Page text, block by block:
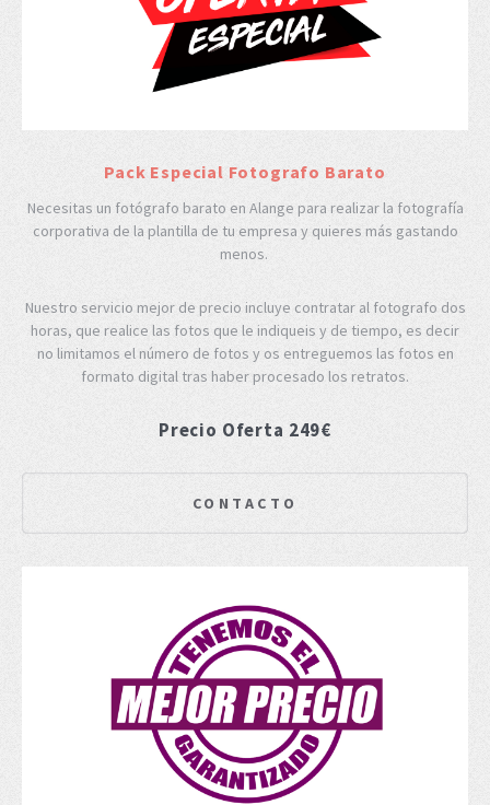
Pack Especial Fotografo Barato
Necesitas un fotógrafo barato en Alange para realizar la fotografía
corporativa de la plantilla de tu empresa y quieres más gastando
menos.
Nuestro servicio mejor de precio incluye contratar al fotografo dos
horas, que realice las fotos que le indiqueis y de tiempo, es decir
no limitamos el número de fotos y os entreguemos las fotos en
formato digital tras haber procesado los retratos.
Precio Oferta 249€
CONTACTO